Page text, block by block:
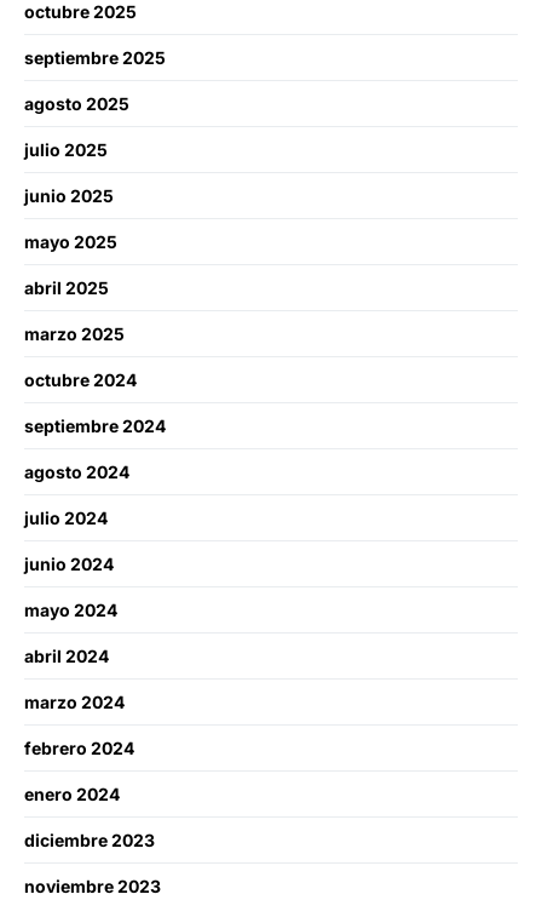
octubre 2025
septiembre 2025
agosto 2025
julio 2025
junio 2025
mayo 2025
abril 2025
marzo 2025
octubre 2024
septiembre 2024
agosto 2024
julio 2024
junio 2024
mayo 2024
abril 2024
marzo 2024
febrero 2024
enero 2024
diciembre 2023
noviembre 2023